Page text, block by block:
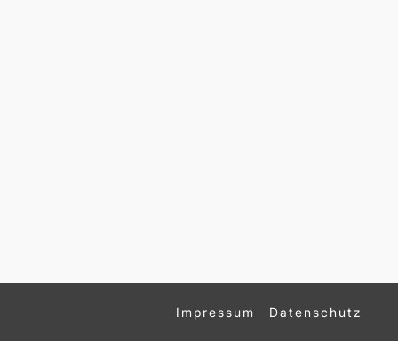
Impressum Datenschutz